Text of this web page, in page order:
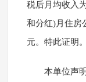
税后月均收入
和分红)月住房
元。特此证明。
本单位声